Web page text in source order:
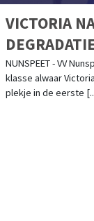
VICTORIA
NUNSPEET - VV
klasse alwaar
plekje in de eerste